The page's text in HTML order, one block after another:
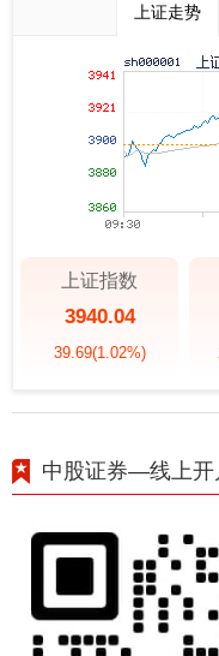
上证走势
上证指数
3940.04
39.69(1.02%)
中股证券—线上开